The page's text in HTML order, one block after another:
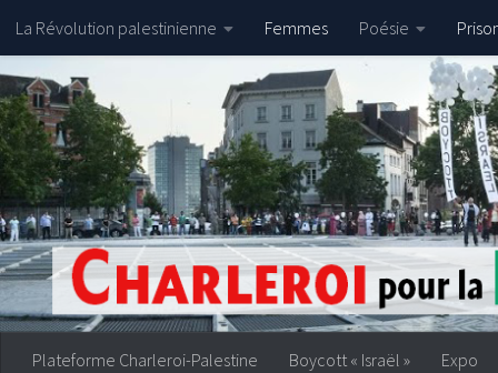
Skip to content
La Révolution palestinienne Femmes Poésie
Plateforme Charleroi-Palestine Boycott « Israël » Expo